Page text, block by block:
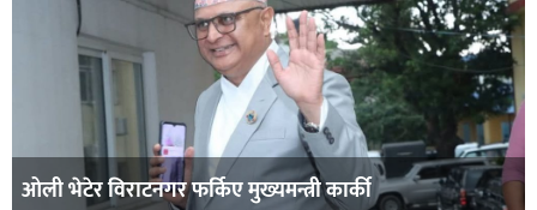
ओली भेटेर विराटनगर फर्किए मुख्यमन्त्री कार्की